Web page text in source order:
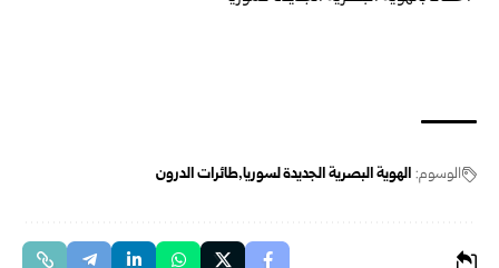
الوسوم: الهوية البصرية الجديدة لسوريا طائرات الدرون